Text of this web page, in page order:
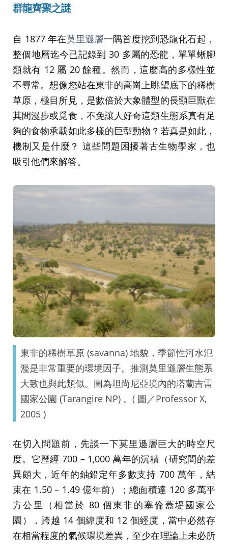
群龍齊聚之謎
自 1877 年在莫里遜層一隅首度挖到恐龍化石起，
整個地層迄今已記錄到 30 多屬的恐龍，單單蜥腳
類就有 12 屬 20 餘種。然而，這麼高的多樣性並
不尋常。想像您站在東非的高崗上眺望底下的稀樹
草原，極目所見，是數倍於大象體型的長頸巨獸在
其間漫步或覓食，不免讓人好奇這類生態系真有足
夠的食物承載如此多樣的巨型動物？若真是如此，
機制又是什麼？ 這些問題困擾著古生物學家，也
吸引他們來解答。
東非的稀樹草原 (savanna) 地貌，季節性河水氾
濫是非常重要的環境因子。推測莫里遜層生態系
大致也與此類似。圖為坦尚尼亞境內的塔蘭吉雷
國家公園 (Tarangire NP) 。( 圖／Professor X,
2005 )
在切入問題前，先談一下莫里遜層巨大的時空尺
度。它歷經 700 – 1,000 萬年的沉積（研究間的差
異頗大，近年的鈾鉛定年多數支持 700 萬年，結
束在 1.50 – 1.49 億年前）；總面積達 120 多萬平
方公里（相當於 80 個東非的塞倫蓋堤國家公
園），跨越 14 個緯度和 12 個經度，當中必然存
在相當程度的氣候環境差異，至少在理論上未必所